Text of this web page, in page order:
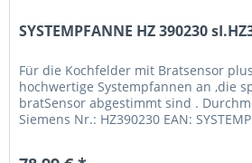
SYSTEMPFANNE HZ 390230
Für die Kochfelder mit Bratsensor
hochwertige Systempfannen an ,die
bratSensor abgestimmt sind .
Siemens Nr.: HZ390230 EAN: